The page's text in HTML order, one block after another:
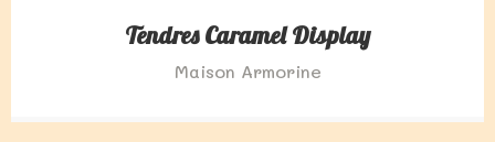
Tendres Caramel Display
Maison Armorine